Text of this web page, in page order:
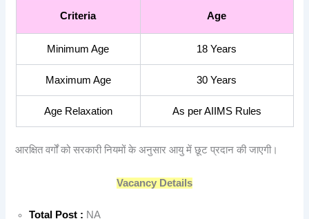
Criteria Age
Minimum Age 18 Years
Maximum Age 30 Years
Age Relaxation As per AIIMS Rules
आरक्षित वर्गों को सरकारी नियमों के अनुसार आयु में छूट प्रदान की जाएगी।
Vacancy Details
Total Post : NA